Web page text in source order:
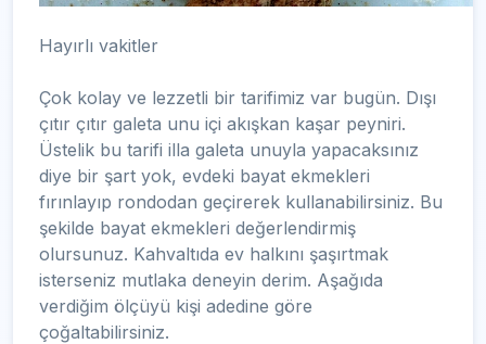
Hayırlı vakitler
Çok kolay ve lezzetli bir tarifimiz var bugün. Dışı
çıtır çıtır galeta unu içi akışkan kaşar peyniri.
Üstelik bu tarifi illa galeta unuyla yapacaksınız
diye bir şart yok, evdeki bayat ekmekleri
fırınlayıp rondodan geçirerek kullanabilirsiniz. Bu
şekilde bayat ekmekleri değerlendirmiş
olursunuz. Kahvaltıda ev halkını şaşırtmak
isterseniz mutlaka deneyin derim. Aşağıda
verdiğim ölçüyü kişi adedine göre
çoğaltabilirsiniz.